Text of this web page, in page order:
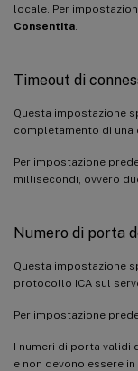
locale. Per
Consentita
Timeout di
Questa impostazione
completamento di una
Per impostazione
millisecondi, ovvero
Numero di porta
Questa impostazione
protocollo ICA sul
Per impostazione
I numeri di porta validi
e non devono essere